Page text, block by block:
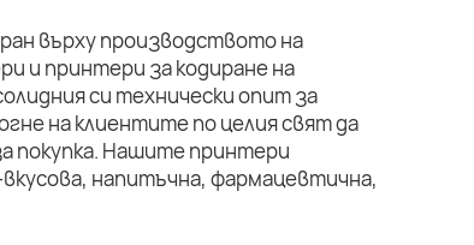
върху производството на
и принтери за кодиране на
си технически опит за
на клиентите по целия свят да
покупка. Нашите принтери
напитъчна, фармацевтична,